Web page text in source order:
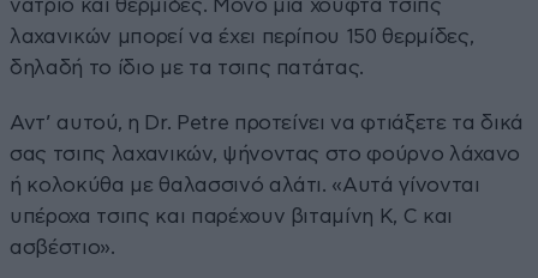
νάτριο και θερμίδες. Μόνο μία χούφτα τσιπς
λαχανικών μπορεί να έχει περίπου 150 θερμίδες,
δηλαδή το ίδιο με τα τσιπς πατάτας.
Αντ’ αυτού, η Dr. Petre προτείνει να φτιάξετε τα δικά
σας τσιπς λαχανικών, ψήνοντας στο φούρνο λάχανο
ή κολοκύθα με θαλασσινό αλάτι. «Αυτά γίνονται
υπέροχα τσιπς και παρέχουν βιταμίνη Κ, C και
ασβέστιο».